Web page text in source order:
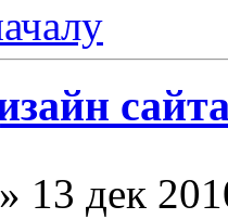
» 13 дек